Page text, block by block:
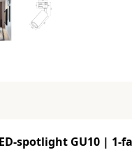
spotlight GU10 | 1-